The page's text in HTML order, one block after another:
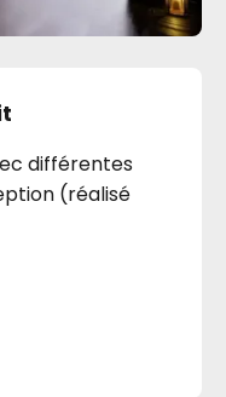
différentes
(réalisé